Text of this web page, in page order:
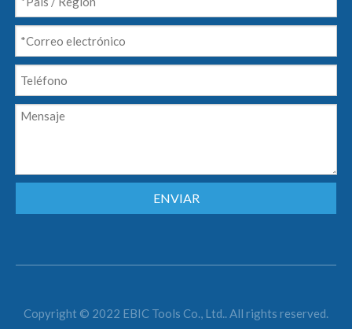
ENVIAR
Copyright © 2022 EBIC Tools Co., Ltd.. All rights reserved.